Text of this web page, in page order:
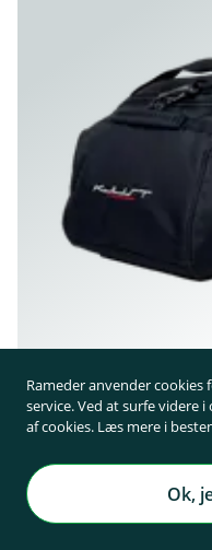
inkl. 25% moms
Rameder anvender cookies
service. Ved at surfe videre
af cookies. Læs mere i
Ok,